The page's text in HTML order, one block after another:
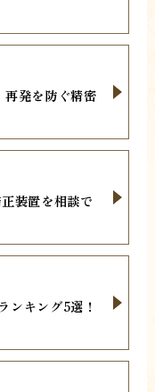
発を防ぐ精密
装置を相談で
ンキング5選！